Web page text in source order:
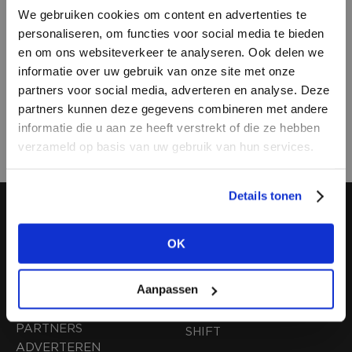
We gebruiken cookies om content en advertenties te
personaliseren, om functies voor social media te bieden
en om ons websiteverkeer te analyseren. Ook delen we
informatie over uw gebruik van onze site met onze
partners voor social media, adverteren en analyse. Deze
partners kunnen deze gegevens combineren met andere
informatie die u aan ze heeft verstrekt of die ze hebben
verzameld op basis van uw gebruik van hun services.
Details tonen
OK
Aanpassen
HEB JE NOG GEEN
ACCOUNT?
aan of bekijk de andere mogelijkheden.
BEKIJK ALLE OPTIES
2141 SB Vijfhuizen
EXPO Greater Amsterdam is uitstekend
bereikbaar met zowel auto als openbaar
vervoer. Het ligt nabij de A4, A5, A9 en Schiphol
Airport, en de bus stopt voor de deur! Klikhier
voor reisinformatie.
OVER ONS
FAQ
PARTNERS
ADVERTEREN
FIRMA C
SHOWPROJECTS BV
SHIFT